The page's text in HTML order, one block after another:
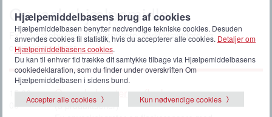
Opvaskehjælpemidler
Fx opvaskebørster, flaskerensere, karkludsvridere og
opvaskemaskiner.
15 06
06
Opvaskebørster og flaskerensere
(5 produktserier)
Hjælpemiddelbasens brug af cookies
Hjælpemiddelbasen benytter nødvendige tekniske cookies. Desuden
anvendes cookies til statistik, hvis du accepterer alle cookies. Detaljer om
Hjælpemiddelbasens cookies.
Du kan til enhver tid trække dit samtykke tilbage via Hjælpemiddelbasens
cookiedeklaration, som du finder under overskriften Om
Hjælpemiddelbasen i sidens bund.
Accepter alle cookies
Kun nødvendige cookies